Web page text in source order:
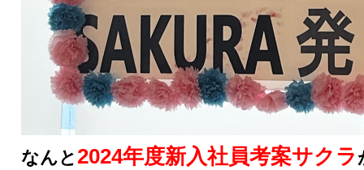
なんと2024年度新入社員考案サクラ